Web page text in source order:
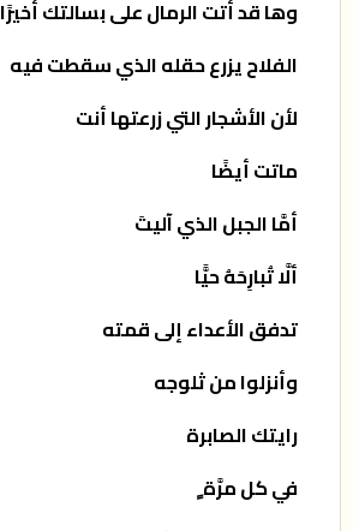
وها قد أتت الرمال على بسالتك أخيرًا
الفلاح يزرع حقله الذي سقطت فيه
لأن الأشجار التي زرعتها أنت
ماتت أيضًا
أمَّا الجبل الذي آليتَ
ألَّا تُبارِحَهُ حيًّا
تدفق الأعداء إلى قمته
وأنزلوا من ثلوجه
رايتك الصابرة
في كل مرَّة ٍ